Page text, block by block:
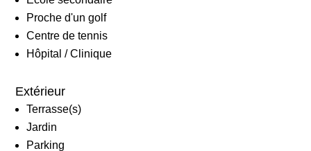
Proche d'un golf
Centre de tennis
Hôpital / Clinique
Extérieur
Terrasse(s)
Jardin
Parking